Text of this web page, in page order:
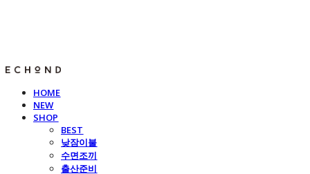
HOME
NEW
SHOP
BEST
낮잠이불
수면조끼
출산준비